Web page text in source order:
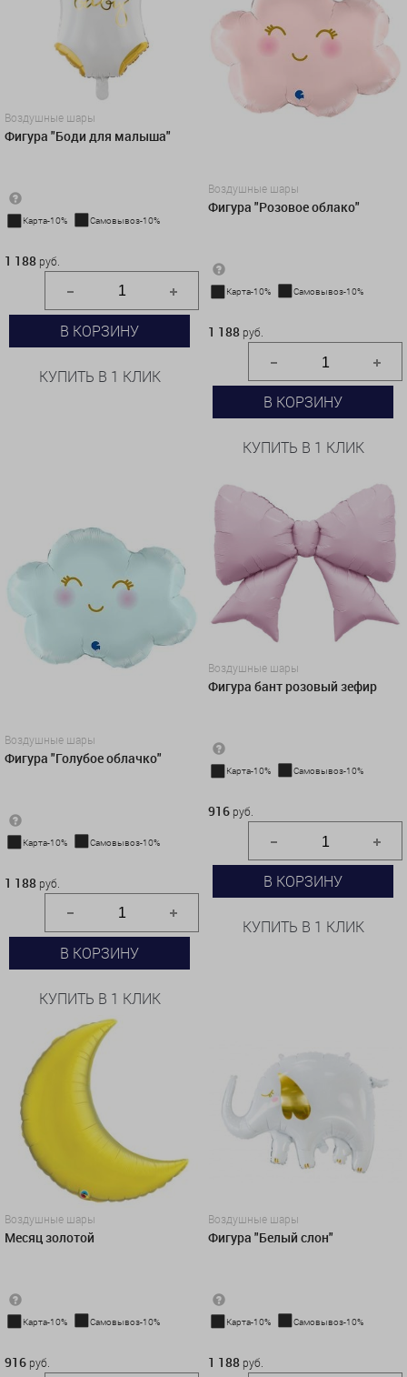
Воздушные шары
Фигура "Боди для малыша"
Карта-10% Самовывоз-10%
1 188 руб.
В КОРЗИНУ
КУПИТЬ В 1 КЛИК
Воздушные шары
Фигура "Розовое облако"
Карта-10% Самовывоз-10%
1 188 руб.
В КОРЗИНУ
КУПИТЬ В 1 КЛИК
Воздушные шары
Фигура "Голубое облачко"
Карта-10% Самовывоз-10%
1 188 руб.
В КОРЗИНУ
КУПИТЬ В 1 КЛИК
Воздушные шары
Фигура бант розовый зефир
Карта-10% Самовывоз-10%
916 руб.
В КОРЗИНУ
КУПИТЬ В 1 КЛИК
Воздушные шары
Месяц золотой
Карта-10% Самовывоз-10%
916 руб.
Воздушные шары
Фигура "Белый слон"
Карта-10% Самовывоз-10%
1 188 руб.